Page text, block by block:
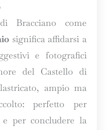
Bracciano come
significa affidarsi a
e fotografici
del Castello di
ampio ma
perfetto per
per concludere la